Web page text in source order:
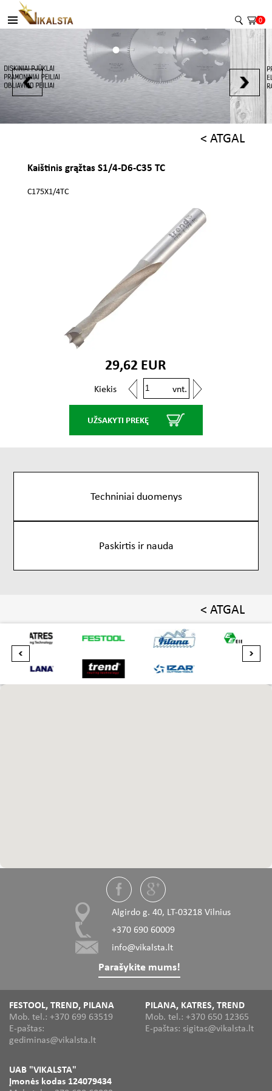
0
< ATGAL
Kaištinis grąžtas S1/4-D6-C35 TC
C175X1/4TC
29,62 EUR
Kiekis vnt.
UŽSAKYTI PREKĘ
Techniniai duomenys
Paskirtis ir nauda
< ATGAL
Algirdo g. 40, LT-03218 Vilnius
+370 690 60009
info@vikalsta.lt
Parašykite mums!
FESTOOL, TREND, PILANA
Mob. tel.: +370 699 63519
E-paštas:
gediminas@vikalsta.lt
PILANA, KATRES, TREND
Mob. tel.: +370 650 12365
E-paštas: sigitas@vikalsta.lt
UAB "VIKALSTA"
Įmonės kodas 124079434